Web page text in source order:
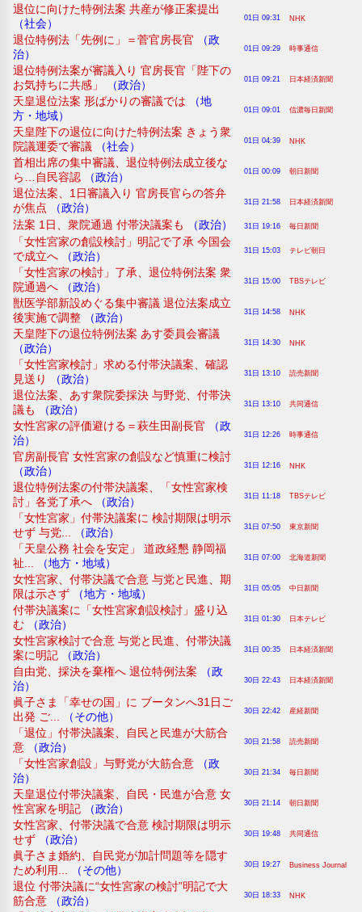
退位に向けた特例法案 共産が修正案提出
（社会）
01日 09:31 NHK
退位特例法「先例に」＝菅官房長官 （政
治）
01日 09:29 時事通信
退位特例法案が審議入り 官房長官「陛下の
お気持ちに共感」
（政治） 01日 09:21 日本経済新聞
天皇退位法案 形ばかりの審議では （地
方・地域）
01日 09:01 信濃毎日新聞
天皇陛下の退位に向けた特例法案 きょう衆
院議運委で審議 （社会） 01日 04:39 NHK
首相出席の集中審議、退位特例法成立後な
ら…自民容認 （政治） 01日 00:09 朝日新聞
退位法案、1日審議入り 官房長官らの答弁
が焦点 （政治） 31日 21:58 日本経済新聞
法案 1日、衆院通過 付帯決議案も （政治） 31日 19:16 毎日新聞
「女性宮家の創設検討」明記で了承 今国会
で成立へ （政治） 31日 15:03 テレビ朝日
「女性宮家の検討」了承、退位特例法案 衆
院通過へ （政治） 31日 15:00 TBSテレビ
獣医学部新設めぐる集中審議 退位法案成立
後実施で調整 （政治） 31日 14:58 NHK
天皇陛下の退位特例法案 あす委員会審議
（政治）
31日 14:30 NHK
「女性宮家検討」求める付帯決議案、確認
見送り
（政治） 31日 13:10 読売新聞
退位法案、あす衆院委採決 与野党、付帯決
議も
（政治） 31日 13:10 共同通信
女性宮家の評価避ける＝萩生田副長官 （政
治）
31日 12:26 時事通信
官房副長官 女性宮家の創設など慎重に検討
（政治）
31日 12:16 NHK
退位特例法案の付帯決議案、「女性宮家検
討」各党了承へ （政治） 31日 11:18 TBSテレビ
「女性宮家」付帯決議案に 検討期限は明示
せず 与党...
（政治） 31日 07:50 東京新聞
「天皇公務 社会を安定」 道政経懇 静岡福
祉...
（地方・地域） 31日 07:00 北海道新聞
女性宮家、付帯決議で合意 与党と民進、期
限は示さず （地方・地域） 31日 05:05 中日新聞
付帯決議案に「女性宮家創設検討」盛り込
む （政治） 31日 01:30 日本テレビ
女性宮家検討で合意 与党と民進、付帯決議
案に明記 （政治） 31日 00:35 日本経済新聞
自由党、採決を棄権へ 退位特例法案 （政
治）
30日 22:43 日本経済新聞
眞子さま「幸せの国」に ブータンへ31日ご
出発 ご...
（その他） 30日 22:42 産経新聞
「退位」付帯決議案、自民と民進が大筋合
意 （政治） 30日 21:58 読売新聞
「女性宮家創設」与野党が大筋合意 （政
治）
30日 21:34 毎日新聞
天皇退位付帯決議案、自民・民進が合意 女
性宮家を明記 （政治） 30日 21:14 朝日新聞
女性宮家、付帯決議で合意 検討期限は明示
せず （政治） 30日 19:48 共同通信
眞子さま婚約、自民党が加計問題等を隠す
ため利用...
（その他） 30日 19:27 Business Journal
退位 付帯決議に“女性宮家の検討”明記で大
筋合意 （政治） 30日 18:33 NHK